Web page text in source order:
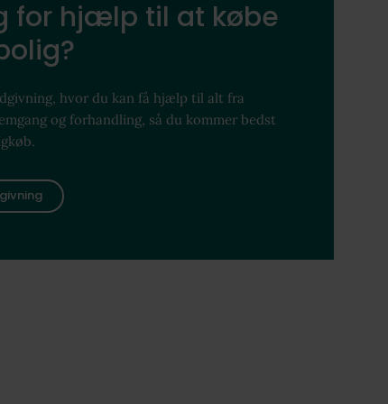
for hjælp til at købe
hvor du kan få hjælp til alt fra
og forhandling, så du kommer bedst